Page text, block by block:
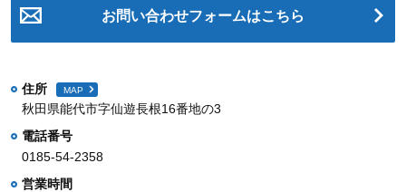
お問い合わせフォームはこちら
住所 MAP
秋田県能代市字仙遊長根16番地の3
電話番号
0185-54-2358
営業時間